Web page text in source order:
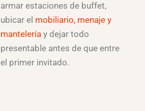
armar estaciones de buffet,
ubicar el mobiliario, menaje y
mantelería y dejar todo
presentable antes de que entre
el primer invitado.